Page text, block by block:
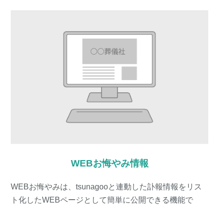
WEBお悔やみ情報
WEBお悔やみは、tsunagooと連動した訃報情報をリス
ト化したWEBページとして簡単に公開できる機能で